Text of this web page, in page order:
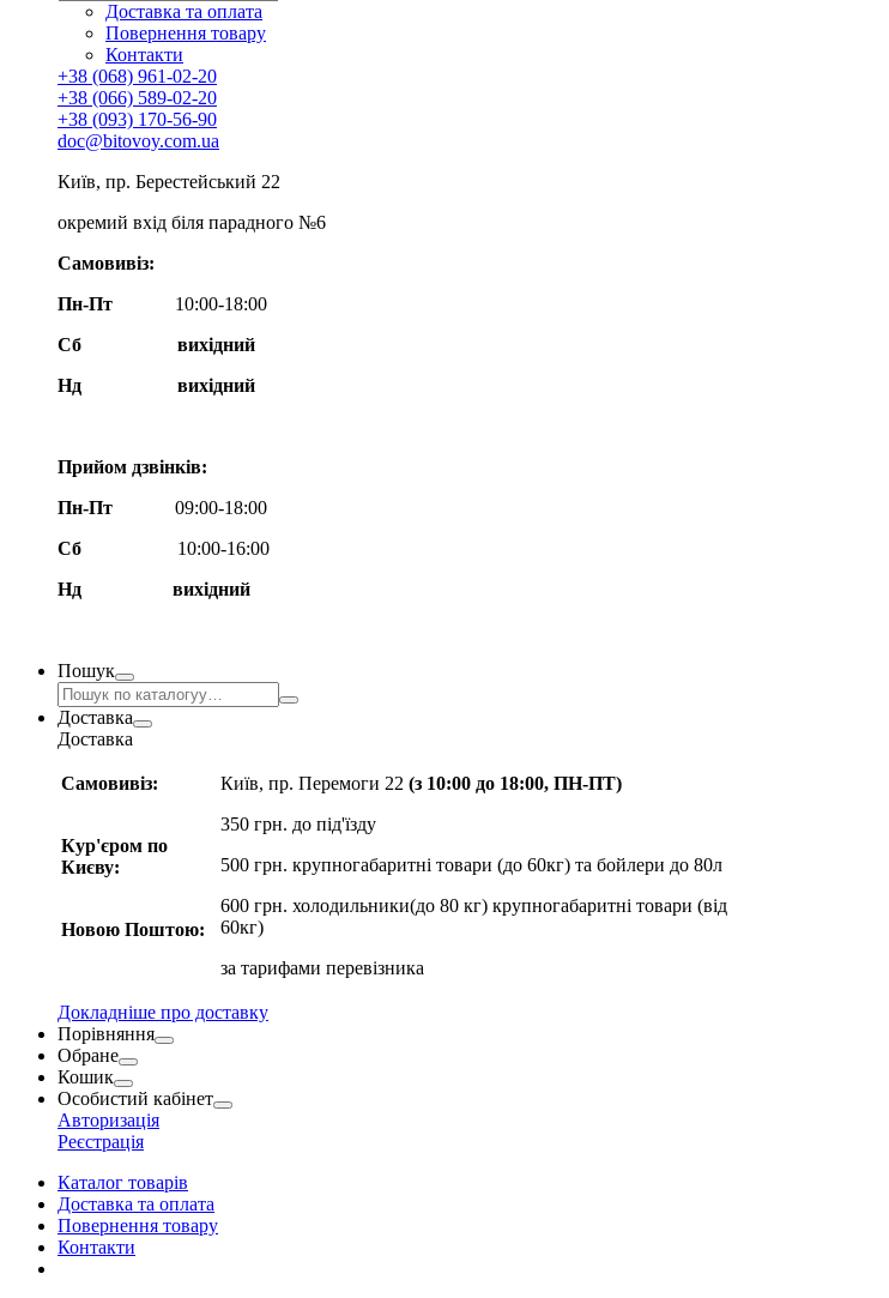
Доставка та оплата
Повернення товару
Контакти
+38 (068) 961-02-20
+38 (066) 589-02-20
+38 (093) 170-56-90
doc@bitovoy.com.ua
Київ, пр. Берестейський 22
окремий вхід біля парадного №6
Самовивіз:
Пн-Пт
10:00-18:00
Сб
вихідний
Нд
вихідний
Прийом дзвінків:
Пн-Пт
09:00-18:00
Сб
10:00-16:00
Нд вихідний
Пошук
Доставка
Доставка
Самовивіз:
Кур'єром по
Києву:
Новою Поштою:
Київ, пр. Перемоги 22 (з 10:00 до 18:00, ПН-ПТ)
350 грн. до під'їзду
500 грн. крупногабаритні товари (до 60кг) та бойлери до 80л
600 грн. холодильники(до 80 кг) крупногабаритні товари (від
60кг)
за тарифами перевізника
Докладніше про доставку
Порівняння
Обране
Кошик
Особистий кабінет
Авторизація
Реєстрація
Каталог товарів
Доставка та оплата
Повернення товару
Контакти